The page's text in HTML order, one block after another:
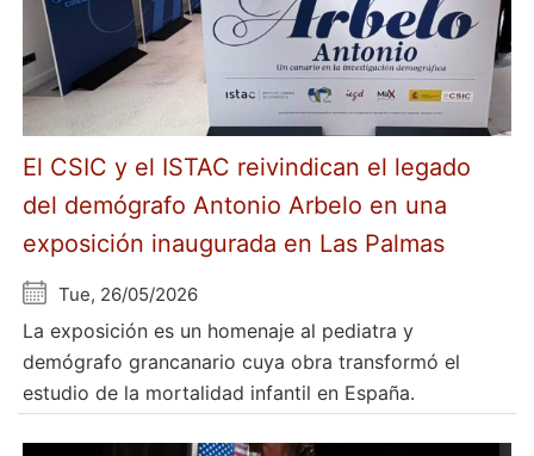
El CSIC y el ISTAC reivindican el legado
del demógrafo Antonio Arbelo en una
exposición inaugurada en Las Palmas
Tue, 26/05/2026
La exposición es un homenaje al pediatra y
demógrafo grancanario cuya obra transformó el
estudio de la mortalidad infantil en España.